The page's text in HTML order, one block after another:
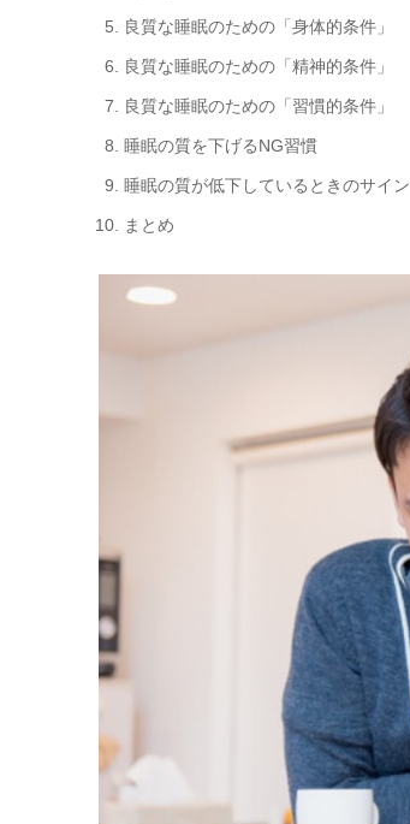
良質な睡眠のための「身体的条件」
良質な睡眠のための「精神的条件」
良質な睡眠のための「習慣的条件」
睡眠の質を下げるNG習慣
睡眠の質が低下しているときのサイン
まとめ